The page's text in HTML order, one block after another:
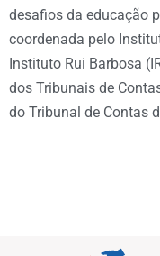
desafios da educação
coordenada pelo
Instituto Rui Barbosa
dos Tribunais de
do Tribunal de Contas